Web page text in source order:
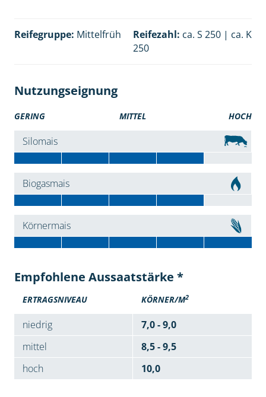
Reifegruppe: Mittelfrüh Reifezahl: ca. S 250 | ca. K
250
Nutzungseignung
GERING MITTEL HOCH
Silomais
Biogasmais
Körnermais
Empfohlene Aussaatstärke *
ERTRAGSNIVEAU KÖRNER/M2
niedrig
7,0 - 9,0
mittel
8,5 - 9,5
hoch
10,0